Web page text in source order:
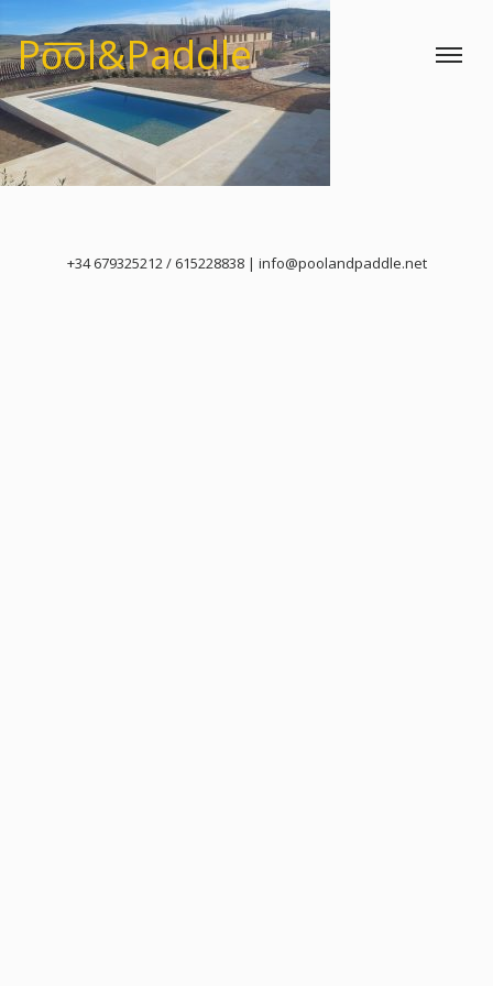
Po͞ol&Paddle
+34 679325212 / 615228838 | info@poolandpaddle.net